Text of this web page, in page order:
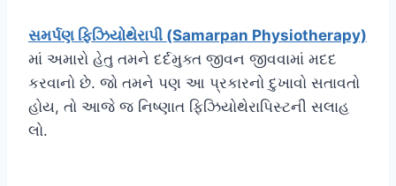
સમર્પણ ફિઝિયોથેરાપી (Samarpan Physiotherapy)
માં અમારો હેતુ તમને દર્દમુક્ત જીવન જીવવામાં મદદ
કરવાનો છે. જો તમને પણ આ પ્રકારનો દુખાવો સતાવતો
હોય, તો આજે જ નિષ્ણાત ફિઝિયોથેરાપિસ્ટની સલાહ
લો.